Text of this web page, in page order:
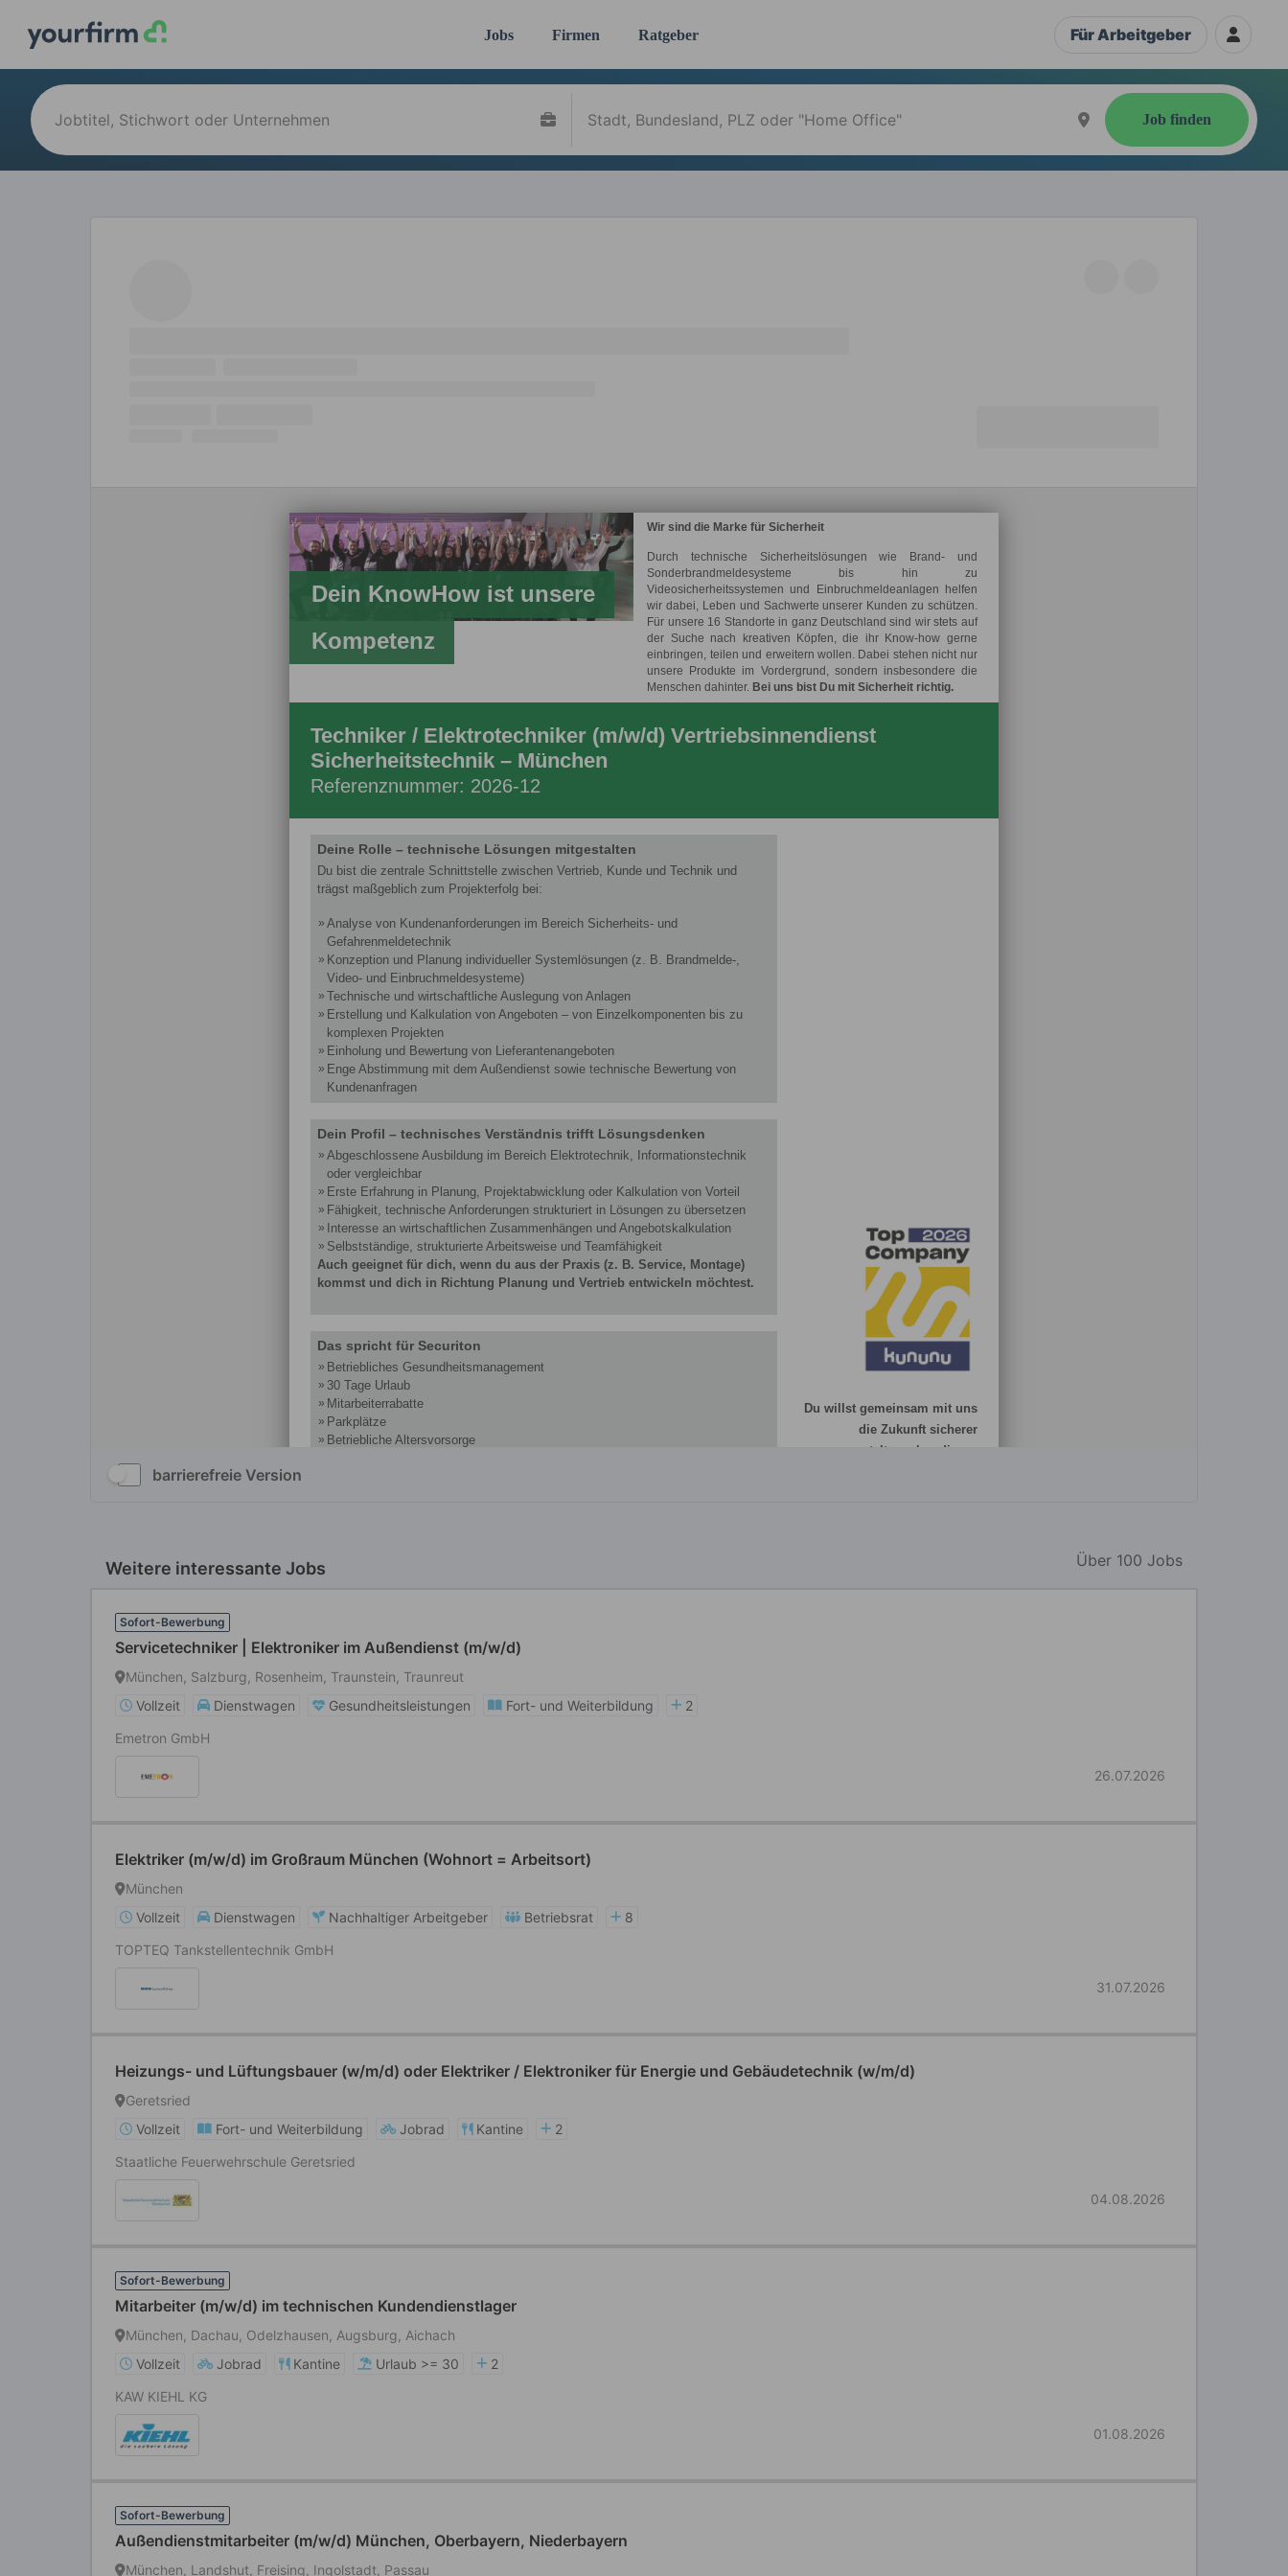
Jobs Firmen Ratgeber Für Arbeitgeber
Job finden
barrierefreie Version
Weitere interessante Jobs Über 100 Jobs
Sofort-Bewerbung
Servicetechniker | Elektroniker im Außendienst (m/w/d)
München, Salzburg, Rosenheim, Traunstein, Traunreut
Vollzeit
Dienstwagen Gesundheitsleistungen Fort- und Weiterbildung
2
Emetron GmbH
26.07.2026
Elektriker (m/w/d) im Großraum München (Wohnort = Arbeitsort)
München
Vollzeit
Dienstwagen Nachhaltiger Arbeitgeber Betriebsrat
8
TOPTEQ Tankstellentechnik GmbH
31.07.2026
Heizungs- und Lüftungsbauer (w/m/d) oder Elektriker / Elektroniker für Energie und Gebäudetechnik (w/m/d)
Geretsried
Vollzeit
Fort- und Weiterbildung Jobrad Kantine
2
Staatliche Feuerwehrschule Geretsried
04.08.2026
Sofort-Bewerbung
Mitarbeiter (m/w/d) im technischen Kundendienstlager
München, Dachau, Odelzhausen, Augsburg, Aichach
Vollzeit
Jobrad Kantine Urlaub >= 30
2
KAW KIEHL KG
01.08.2026
Sofort-Bewerbung
Außendienstmitarbeiter (m/w/d) München, Oberbayern, Niederbayern
München, Landshut, Freising, Ingolstadt, Passau